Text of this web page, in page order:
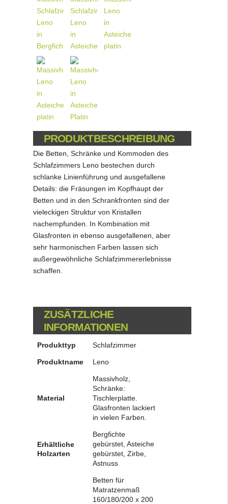
PRODUKTBESCHREIBUNG
Die Betten, Schränke und Kommoden des
Schlafzimmers Leno bestechen durch
schlanke Linienführung und ausgefallene
Details: die Fräsungen im Kopfhaupt der
Betten und in den Schrankfronten sind der
vieleckigen Struktur von Kristallen
nachempfunden. In Kombination mit
Glasfronten in ebenso ausgefallenen, aber
sehr harmonischen Farben lassen sich
außergewöhnliche Schlafzimmererlebnisse
schaffen.
ZUSÄTZLICHE
INFORMATIONEN
Produkttyp Schlafzimmer
Produktname Leno
Material
Massivholz,
Schränke:
Tischlerplatte.
Glasfronten lackiert
in vielen Farben.
Erhältliche
Holzarten
Bergfichte
gebürstet, Asteiche
gebürstet, Zirbe,
Astnuss
Betten für
Matratzenmaß
160/180/200 x 200